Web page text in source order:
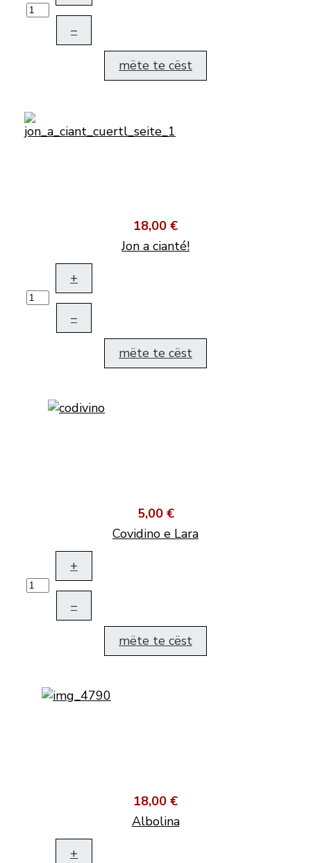
–
mëte te cëst
18,00 €
Jon a cianté!
+
–
mëte te cëst
5,00 €
Covidino e Lara
+
–
mëte te cëst
18,00 €
Albolina
+